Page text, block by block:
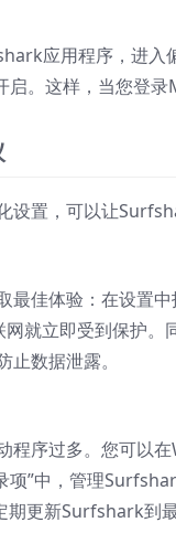
应用程序，进入
启。这样，当您登
设置，可以让
佳体验：在设置中
就立即受到保护。
数据泄露。
程序过多。您可以
项”中，管理
期更新Surfshark到